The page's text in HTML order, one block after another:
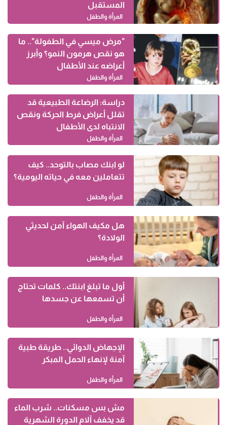
المستقبل
المرأة والطفل
"مرض ميسي في الطفولة".. ما
هو نقص هرمون النمو؟ وأبرز
أعراضه عند الأطفال
المرأة والطفل
دراسة: الرضاعة الطبيعية قد
تقلل أعراض فرط الحركة ونقص
الانتباه لدى الأطفال
المرأة والطفل
لو ابنك مصاب بالتوحد.. كيف
تتعاملين معه في حياته اليومية؟
المرأة والطفل
هل مكيف الهواء آمن لحديثي
الولادة؟
المرأة والطفل
أول ما تبلغ ابنتك.. كلمات تحتاج
أن تسمعها عن جسدها
المرأة والطفل
الإجهاض الدوائي.. طريقة طبية
آمنة لإنهاء الحمل المبكر
المرأة والطفل
مش بس مسكنات.. شرب الماء
قد يخفف آلام الدورة الشهرية